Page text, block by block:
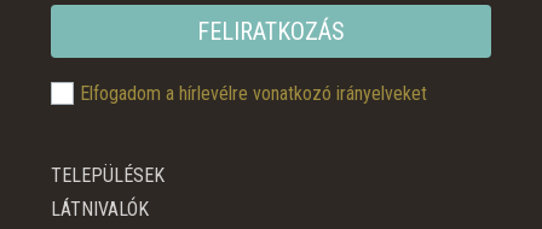
FELIRATKOZÁS
Elfogadom a hírlevélre vonatkozó irányelveket
TELEPÜLÉSEK
LÁTNIVALÓK